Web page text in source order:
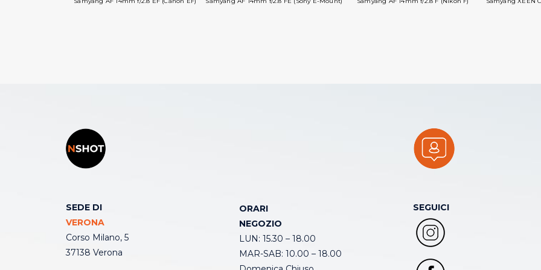
SEDE DI
VERONA
Corso Milano, 5
37138 Verona
ORARI
NEGOZIO
LUN: 15.30 – 18.00
MAR-SAB: 10.00 – 18.00
SEGUICI